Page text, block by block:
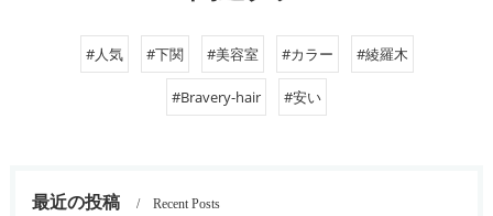
#人気 #下関 #美容室 #カラー #綾羅木
#Bravery-hair #安い
最近の投稿 Recent Posts